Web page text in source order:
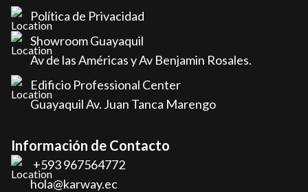
Política de Privacidad
Showroom Guayaquil
Av de las Américas y Av Benjamin Rosales.
Edificio Professional Center
Guayaquil Av. Juan Tanca Marengo
Información de Contacto
+593 967564772
hola@karway.ec